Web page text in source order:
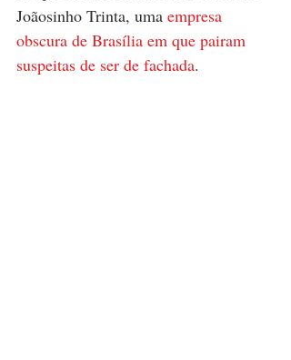
Joãosinho Trinta, uma empresa
obscura de Brasília em que pairam
suspeitas de ser de fachada.